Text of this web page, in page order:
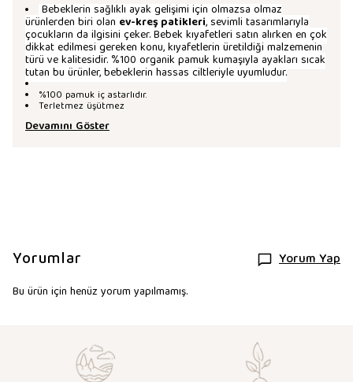
Bebeklerin sağlıklı ayak gelişimi için olmazsa olmaz
ürünlerden biri olan ev-kreş patikleri, sevimli tasarımlarıyla
çocukların da ilgisini çeker. Bebek kıyafetleri satın alırken en çok
dikkat edilmesi gereken konu, kıyafetlerin üretildiği malzemenin
türü ve kalitesidir. %100 organik pamuk kumaşıyla ayakları sıcak
tutan bu ürünler, bebeklerin hassas ciltleriyle uyumludur.
%100 pamuk iç astarlıdır.
Terletmez üşütmez
Devamını Göster
Yorumlar Yorum Yap
Bu ürün için henüz yorum yapılmamış.